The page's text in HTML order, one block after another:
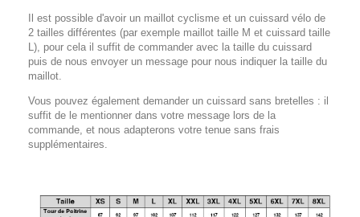
Il est possible d'avoir un maillot cyclisme et un cuissard vélo de
2 tailles différentes (par exemple maillot taille M et cuissard taille
L), pour cela il suffit de commander avec la taille du cuissard
puis de nous envoyer un message pour nous indiquer la taille du
maillot.
Vous pouvez également demander un cuissard sans bretelles : il
suffit de le mentionner dans votre message lors de la
commande, et nous adapterons votre tenue sans frais
supplémentaires.